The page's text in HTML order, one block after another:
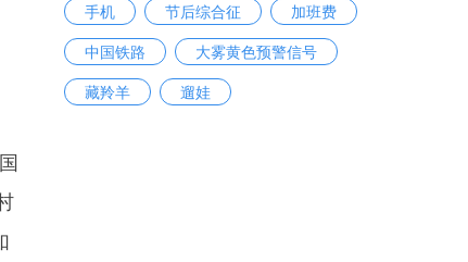
手机
节后综合征
加班费
中国铁路
大雾黄色预警信号
藏羚羊
遛娃